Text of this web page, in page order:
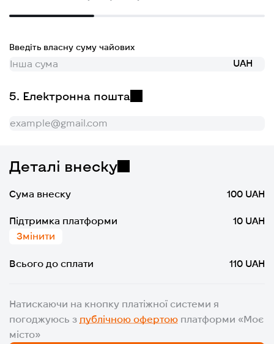
Введіть власну суму чайових
UAH
Електронна пошта
Деталі внеску
Сума внеску 100 UAH
Підтримка платформи
Змінити
10 UAH
Всього до сплати 110 UAH
Натискаючи на кнопку платіжної системи я
погоджуюсь з публічною офертою платформи «Моє
місто»